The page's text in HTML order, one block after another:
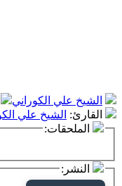
الشيخ علي الكوراني
القارئ: الشيخ علي
الملحقات:
النشر: